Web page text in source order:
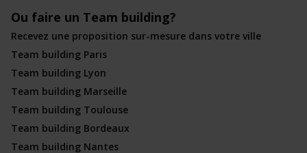
Ou faire un Team building?
Recevez une proposition sur-mesure dans votre ville
Team building Paris
Team building Lyon
Team building Marseille
Team building Toulouse
Team building Bordeaux
Team building Nantes